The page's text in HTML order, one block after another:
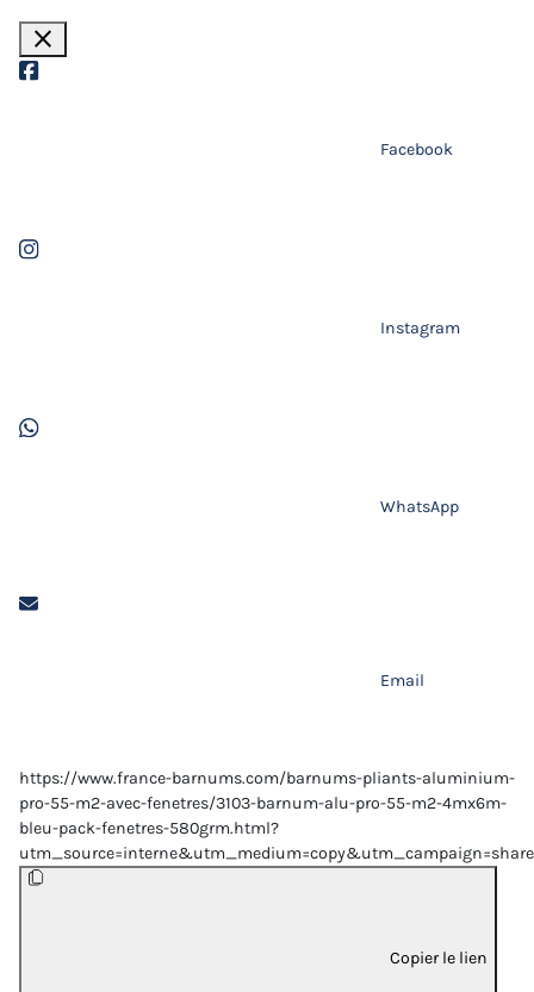
close
Facebook
Instagram
WhatsApp
Email
https://www.france-barnums.com/barnums-pliants-aluminium-
pro-55-m2-avec-fenetres/3103-barnum-alu-pro-55-m2-4mx6m-
bleu-pack-fenetres-580grm.html?
Copier le lien